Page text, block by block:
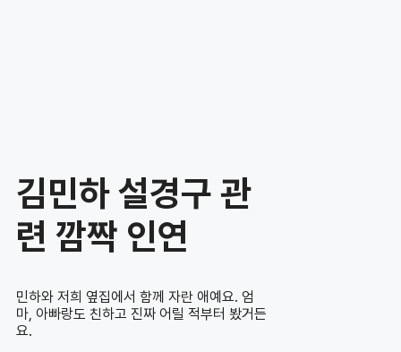
김민하 설경구 관
련 깜짝 인연
민하와 저희 옆집에서 함께 자란 애예요. 엄
마, 아빠랑도 친하고 진짜 어릴 적부터 봤거든
요.